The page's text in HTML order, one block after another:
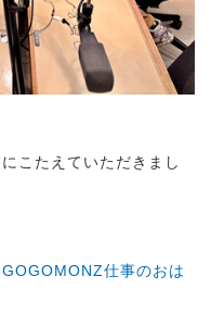
こたえていただきまし
仕事のおは